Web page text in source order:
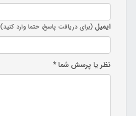
ایمیل (برای دریافت پاسخ، حتما وارد کنید)
نظر یا پرسش شما *